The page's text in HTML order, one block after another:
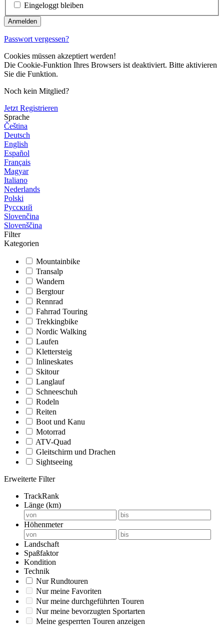
Eingeloggt bleiben
Passwort vergessen?
Cookies müssen akzeptiert werden!
Die Cookie-Funktion Ihres Browsers ist deaktiviert. Bitte aktivieren
Sie die Funktion.
Noch kein Mitglied?
Jetzt Registrieren
Sprache
Čeština
Deutsch
English
Español
Français
Magyar
Italiano
Nederlands
Polski
Русский
Slovenčina
Slovenščina
Filter
Kategorien
Mountainbike
Transalp
Wandern
Bergtour
Rennrad
Fahrrad Touring
Trekkingbike
Nordic Walking
Laufen
Klettersteig
Inlineskates
Skitour
Langlauf
Schneeschuh
Rodeln
Reiten
Boot und Kanu
Motorrad
ATV-Quad
Gleitschirm und Drachen
Sightseeing
Erweiterte Filter
TrackRank
Länge (km)
Höhenmeter
Landschaft
Spaßfaktor
Kondition
Technik
Nur Rundtouren
Nur meine Favoriten
Nur meine durchgeführten Touren
Nur meine bevorzugten Sportarten
Meine gesperrten Touren anzeigen